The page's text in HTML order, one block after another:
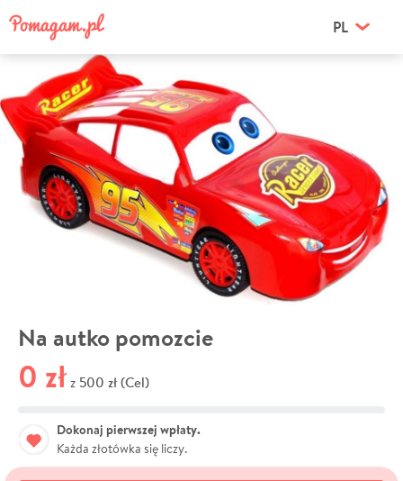
PL
Na autko pomozcie
0 zł z 500 zł (Cel)
Dokonaj pierwszej wpłaty.
Każda złotówka się liczy.